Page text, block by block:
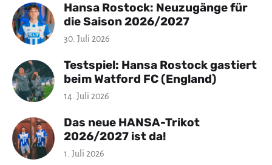
Hansa Rostock: Neuzugänge für
die Saison 2026/2027
30. Juli 2026
Testspiel: Hansa Rostock gastiert
beim Watford FC (England)
14. Juli 2026
Das neue HANSA-Trikot
2026/2027 ist da!
1. Juli 2026